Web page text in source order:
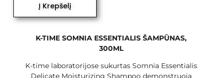
K-TIME SOMNIA ESSENTIALIS ŠAMPŪNAS,
300ML
K-time laboratorijose sukurtas Somnia Essentialis
Delicate Moisturizing Shampoo demonstruoja
Į Krepšelį